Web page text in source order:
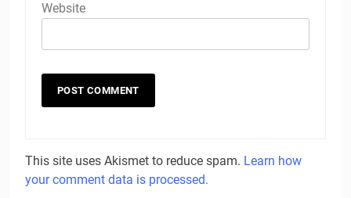
Website
This site uses Akismet to reduce spam. Learn how
your comment data is processed.